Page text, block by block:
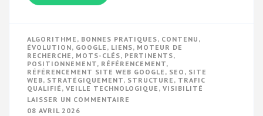
ALGORITHME , BONNES PRATIQUES, CONTENU ,
ÉVOLUTION, GOOGLE , LIENS, MOTEUR DE
RECHERCHE , MOTS-CLÉS, PERTINENTS,
POSITIONNEMENT, RÉFÉRENCEMENT,
RÉFÉRENCEMENT SITE WEB GOOGLE , SEO , SITE
WEB, STRATÉGIQUEMENT, STRUCTURE , TRAFIC
QUALIFIÉ , VEILLE TECHNOLOGIQUE , VISIBILITÉ
LAISSER UN COMMENTAIRE
08 AVRIL 2026